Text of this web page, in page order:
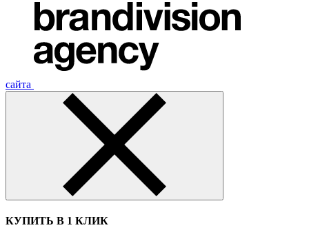
сайта
КУПИТЬ В 1 КЛИК